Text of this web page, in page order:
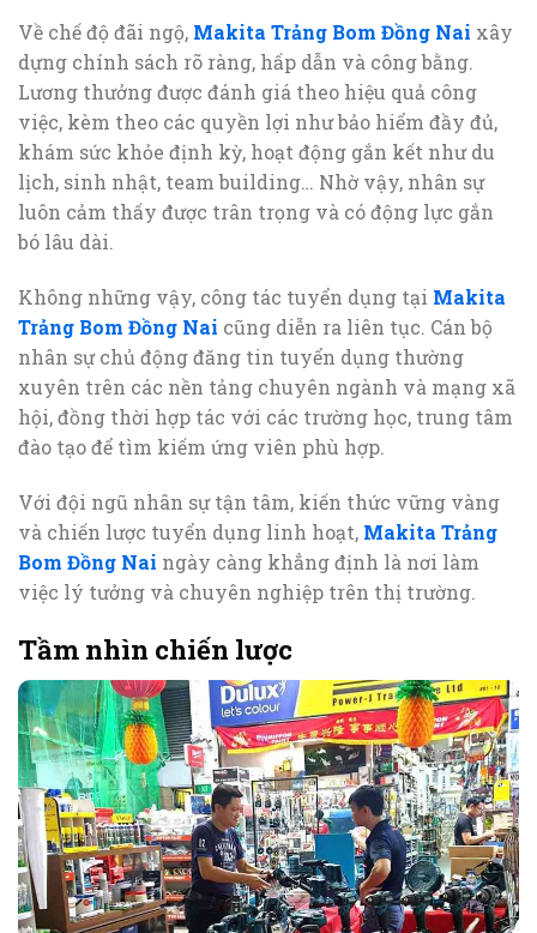
Về chế độ đãi ngộ, Makita Trảng Bom Đồng Nai xây
dựng chính sách rõ ràng, hấp dẫn và công bằng.
Lương thưởng được đánh giá theo hiệu quả công
việc, kèm theo các quyền lợi như bảo hiểm đầy đủ,
khám sức khỏe định kỳ, hoạt động gắn kết như du
lịch, sinh nhật, team building… Nhờ vậy, nhân sự
luôn cảm thấy được trân trọng và có động lực gắn
bó lâu dài.
Không những vậy, công tác tuyển dụng tại Makita
Trảng Bom Đồng Nai cũng diễn ra liên tục. Cán bộ
nhân sự chủ động đăng tin tuyển dụng thường
xuyên trên các nền tảng chuyên ngành và mạng xã
hội, đồng thời hợp tác với các trường học, trung tâm
đào tạo để tìm kiếm ứng viên phù hợp.
Với đội ngũ nhân sự tận tâm, kiến thức vững vàng
và chiến lược tuyển dụng linh hoạt, Makita Trảng
Bom Đồng Nai ngày càng khẳng định là nơi làm
việc lý tưởng và chuyên nghiệp trên thị trường.
Tầm nhìn chiến lược